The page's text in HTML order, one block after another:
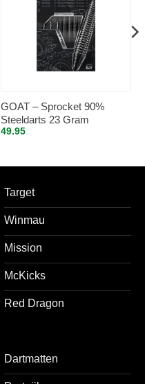
GOAT – Sprocket 90%
Steeldarts 23 Gram
49.95
Target
Winmau
Mission
McKicks
Red Dragon
Dartmatten